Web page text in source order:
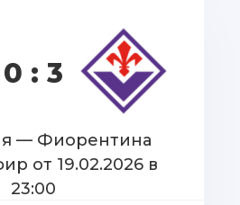
0 : 3
— Фиорентина
от 19.02.2026 в
23:00